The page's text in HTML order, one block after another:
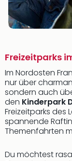
Freizeitparks
Im Nordosten
nur über
sondern auch
den Kinderpark
Freizeitparks des
spannende
Themenfahrten
Du möchtest